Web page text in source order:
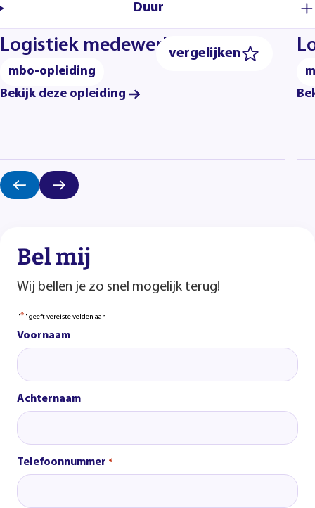
Duur
vergelijken
Logistiek medewerker
mbo-opleiding
Bekijk deze opleiding
Bel mij
Wij bellen je zo snel mogelijk terug!
"*" geeft vereiste velden aan
Voornaam
Achternaam
Telefoonnummer *